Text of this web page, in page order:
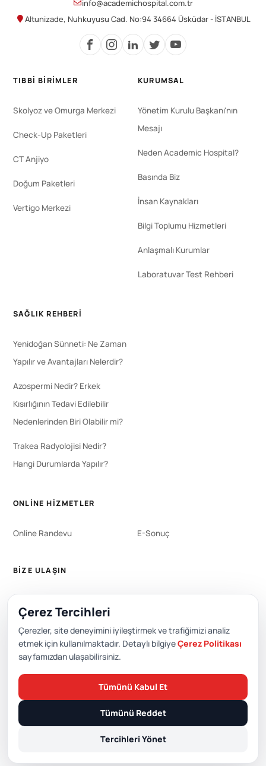
info@academichospital.com.tr
Altunizade, Nuhkuyusu Cad. No:94 34664 Üsküdar - İSTANBUL
TIBBI BIRIMLER
Skolyoz ve Omurga Merkezi
Check-Up Paketleri
CT Anjiyo
Doğum Paketleri
Vertigo Merkezi
KURUMSAL
Yönetim Kurulu Başkanı'nın
Mesajı
Neden Academic Hospital?
Basında Biz
İnsan Kaynakları
Bilgi Toplumu Hizmetleri
Anlaşmalı Kurumlar
Laboratuvar Test Rehberi
SAĞLIK REHBERI
Yenidoğan Sünneti: Ne Zaman
Yapılır ve Avantajları Nelerdir?
Azospermi Nedir? Erkek
Kısırlığının Tedavi Edilebilir
Nedenlerinden Biri Olabilir mi?
Trakea Radyolojisi Nedir?
Hangi Durumlarda Yapılır?
ONLINE HIZMETLER
Online Randevu E-Sonuç
BIZE ULAŞIN
+90 212 651 0000
Editör: Academic Hospital Web ve Yayın Kurulu
KVKK/Gizlilik Politikası/Çerez Politikası/Çerez Tercihleri
Çerez Tercihleri
Çerezler, site deneyimini iyileştirmek ve trafiğimizi analiz
etmek için kullanılmaktadır. Detaylı bilgiyeÇerez Politikası
sayfamızdan ulaşabilirsiniz.
Tümünü Kabul Et
Tümünü Reddet
Tercihleri Yönet